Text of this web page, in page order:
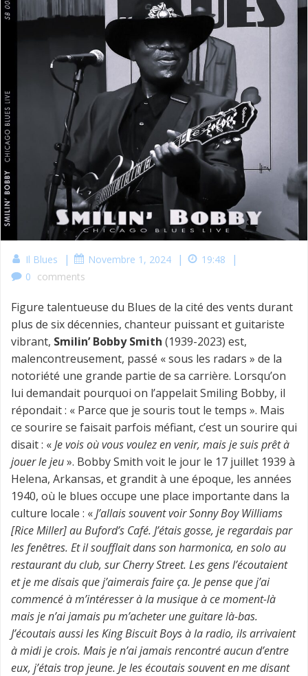
Il Blues | Novembre 1, 2024 | 19:48 |
0 comments
Figure talentueuse du Blues de la cité des vents durant
plus de six décennies, chanteur puissant et guitariste
vibrant, Smilin’ Bobby Smith (1939-2023) est,
malencontreusement, passé « sous les radars » de la
notoriété une grande partie de sa carrière. Lorsqu’on
lui demandait pourquoi on l’appelait Smiling Bobby, il
répondait : « Parce que je souris tout le temps ». Mais
ce sourire se faisait parfois méfiant, c’est un sourire qui
disait : «Je vois où vous voulez en venir, mais je suis prêt à
jouer le jeu». Bobby Smith voit le jour le 17 juillet 1939 à
Helena, Arkansas, et grandit à une époque, les années
1940, où le blues occupe une place importante dans la
culture locale : «J’allais souvent voir Sonny Boy Williams
[Rice Miller] au Buford’s Café. J’étais gosse, je regardais par
les fenêtres. Et il soufflait dans son harmonica, en solo au
restaurant du club, sur Cherry Street. Les gens l’écoutaient
et je me disais que j’aimerais faire ça. Je pense que j’ai
commencé à m’intéresser à la musique à ce moment-là
mais je n’ai jamais pu m’acheter une guitare là-bas.
J’écoutais aussi les King Biscuit Boys à la radio, ils arrivaient
à midi je crois. Mais je n’ai jamais rencontré aucun d’entre
eux, j’étais trop jeune. Je les écoutais souvent en me disant